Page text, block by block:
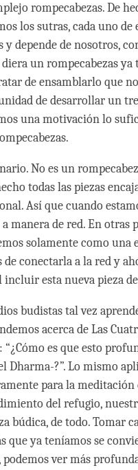
rompecabezas. De
los sutras, cada uno
y depende de nosotros,
un rompecabezas
de ensamblarlo que
de desarrollar un
una motivación lo
No es un
todas las piezas
Así que cuando
manera de red. En otras
solamente como una
conectarla a la red y
esta nueva pieza
budistas tal vez
acerca de Las
es que esto
?”. Lo mismo
para la
del refugio,
búdica, de todo. Tomar
que ya teníamos se
ver más